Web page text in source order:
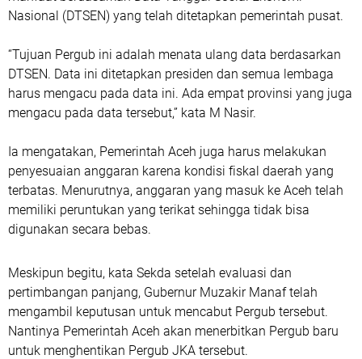
Nasional (DTSEN) yang telah ditetapkan pemerintah pusat.
“Tujuan Pergub ini adalah menata ulang data berdasarkan
DTSEN. Data ini ditetapkan presiden dan semua lembaga
harus mengacu pada data ini. Ada empat provinsi yang juga
mengacu pada data tersebut,” kata M Nasir.
Ia mengatakan, Pemerintah Aceh juga harus melakukan
penyesuaian anggaran karena kondisi fiskal daerah yang
terbatas. Menurutnya, anggaran yang masuk ke Aceh telah
memiliki peruntukan yang terikat sehingga tidak bisa
digunakan secara bebas.
Meskipun begitu, kata Sekda setelah evaluasi dan
pertimbangan panjang, Gubernur Muzakir Manaf telah
mengambil keputusan untuk mencabut Pergub tersebut.
Nantinya Pemerintah Aceh akan menerbitkan Pergub baru
untuk menghentikan Pergub JKA tersebut.